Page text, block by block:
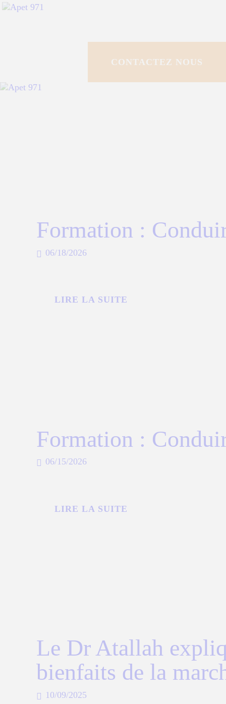
CONTACTEZ NOUS
QUI SOMMES
FORMATION
Formation :
06/18/2026
LIRE LA SUITE
Formation :
06/15/2026
LIRE LA SUITE
Le Dr Atallah
bienfaits de la
10/09/2025